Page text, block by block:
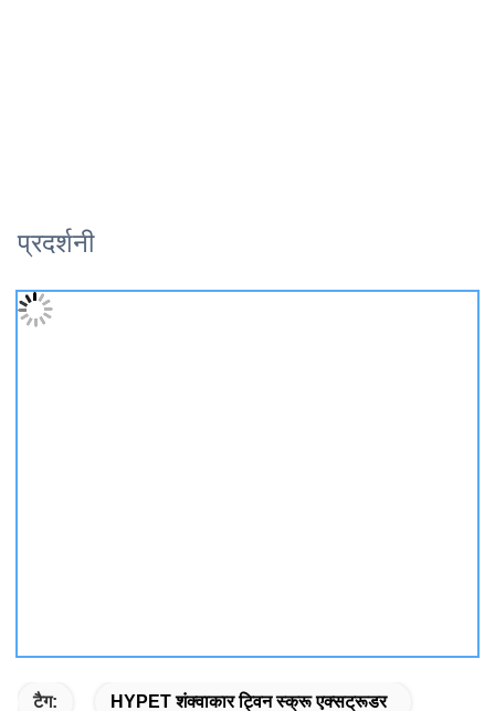
प्रदर्शनी
टैग: HYPET शंक्वाकार ट्विन स्क्रू एक्सट्रूडर